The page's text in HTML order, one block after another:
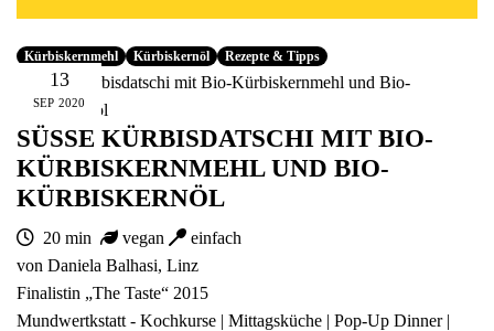
alle Geschenke ansehen
13
SEP 2020
Kürbiskernmehl Kürbiskernöl Rezepte & Tipps
SÜSSE KÜRBISDATSCHI MIT BIO-K
ÜRBISKERNMEHL UND BIO-K
ÜRBISKERNÖL
20 min vegan
einfach
von Daniela Balhasi, Linz
Finalistin „The Taste“ 2015
Mundwertkstatt - Kochkurse | Mittagsküche | Pop-Up Dinner |